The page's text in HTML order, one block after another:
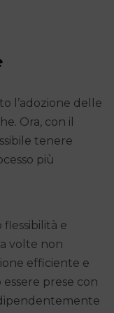
l’adozione delle
Ora, con il
tenere
più
e
volte non
efficiente e
essere prese con